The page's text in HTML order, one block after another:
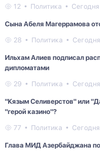
12 Политика Сегодня
Сына Абеля Магеррамова
28 Политика Сегодня
Ильхам Алиев подписал
дипломатами
29 Политика Сегодня
"Кязым Селиверстов" или
"герой казино"?
77 Политика Сегодня
Глава МИД Азербайджана